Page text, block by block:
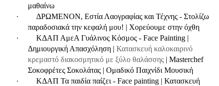
μαθαίνω
·
ΔΡΩΜΕΝΟΝ, Εστία Λαογραφίας και Τέχνης - Στολίζω
παραδοσιακά την κεφαλή μου! | Χορεύουμε στην όχθη
·
ΚΔΑΠ ΑμεΑ Γυάλινος Κόσμος - Face Painting |
Δημιουργική Απασχόληση | Κατασκευή καλοκαιρινό
κρεμαστό διακοσμητικό με ξύλο θαλάσσης | Masterchef
Σοκοφρέτες Σοκολάτας | Ομαδικό Παιχνίδι Μουσική
·
ΚΔΑΠ Τα παιδία παίζει - Face painting| Κατασκευή